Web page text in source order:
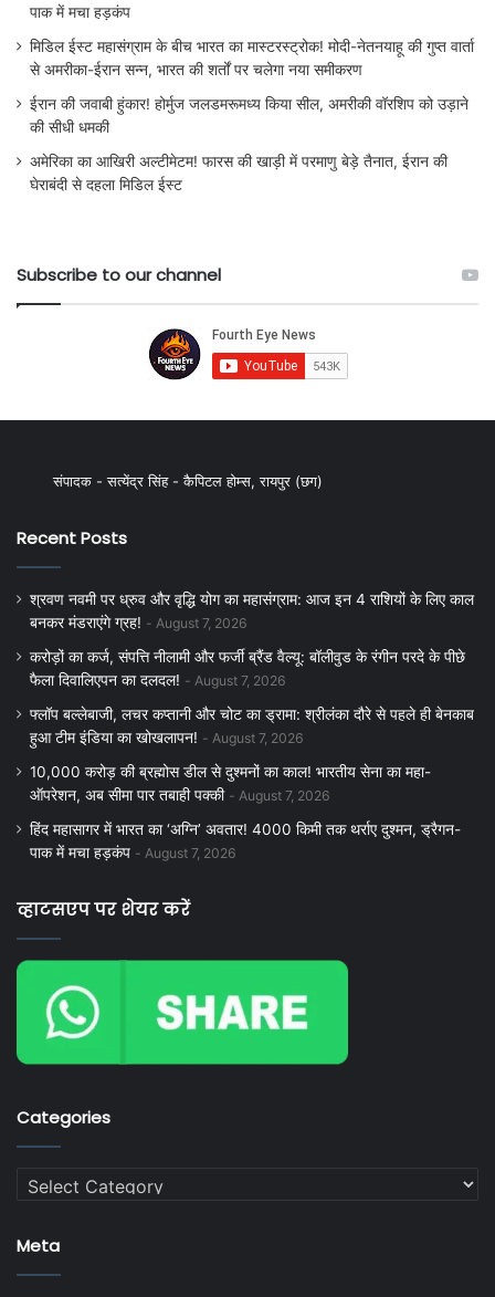
पाक में मचा हड़कंप
मिडिल ईस्ट महासंग्राम के बीच भारत का मास्टरस्ट्रोक! मोदी-नेतनयाहू की गुप्त वार्ता
से अमरीका-ईरान सन्न, भारत की शर्तों पर चलेगा नया समीकरण
ईरान की जवाबी हुंकार! होर्मुज जलडमरूमध्य किया सील, अमरीकी वॉरशिप को उड़ाने
की सीधी धमकी
अमेरिका का आखिरी अल्टीमेटम! फारस की खाड़ी में परमाणु बेड़े तैनात, ईरान की
घेराबंदी से दहला मिडिल ईस्ट
Subscribe to our channel
संपादक - सत्येंद्र सिंह - कैपिटल होम्स, रायपुर (छग)
Recent Posts
श्रवण नवमी पर ध्रुव और वृद्धि योग का महासंग्राम: आज इन 4 राशियों के लिए काल
बनकर मंडराएंगे ग्रह!
August 7, 2026
करोड़ों का कर्ज, संपत्ति नीलामी और फर्जी ब्रैंड वैल्यू: बॉलीवुड के रंगीन परदे के पीछे
फैला दिवालिएपन का दलदल!
August 7, 2026
फ्लॉप बल्लेबाजी, लचर कप्तानी और चोट का ड्रामा: श्रीलंका दौरे से पहले ही बेनकाब
हुआ टीम इंडिया का खोखलापन!
August 7, 2026
10,000 करोड़ की ब्रह्मोस डील से दुश्मनों का काल! भारतीय सेना का महा-
ऑपरेशन, अब सीमा पार तबाही पक्की
August 7, 2026
हिंद महासागर में भारत का ‘अग्नि’ अवतार! 4000 किमी तक थर्राए दुश्मन, ड्रैगन-
पाक में मचा हड़कंप
August 7, 2026
व्हाटसएप पर शेयर करें
Categories
Categories
Meta